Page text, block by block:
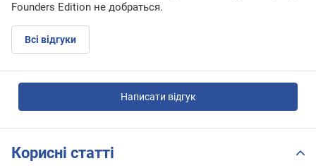
Founders Edition не добраться.
Всі відгуки
Написати відгук
Корисні статті